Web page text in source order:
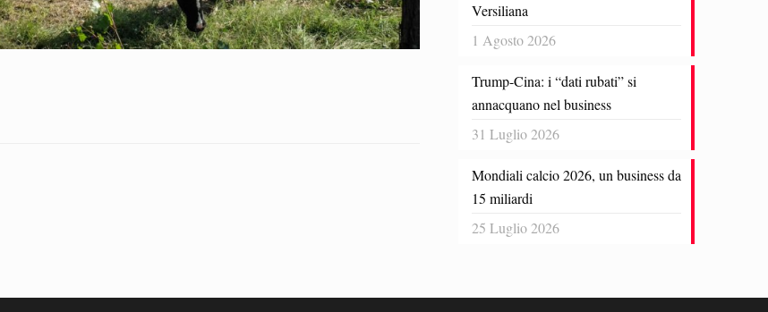
Versiliana
1 Agosto 2026
Trump-Cina: i “dati rubati” si
annacquano nel business
31 Luglio 2026
Mondiali calcio 2026, un business da
15 miliardi
25 Luglio 2026